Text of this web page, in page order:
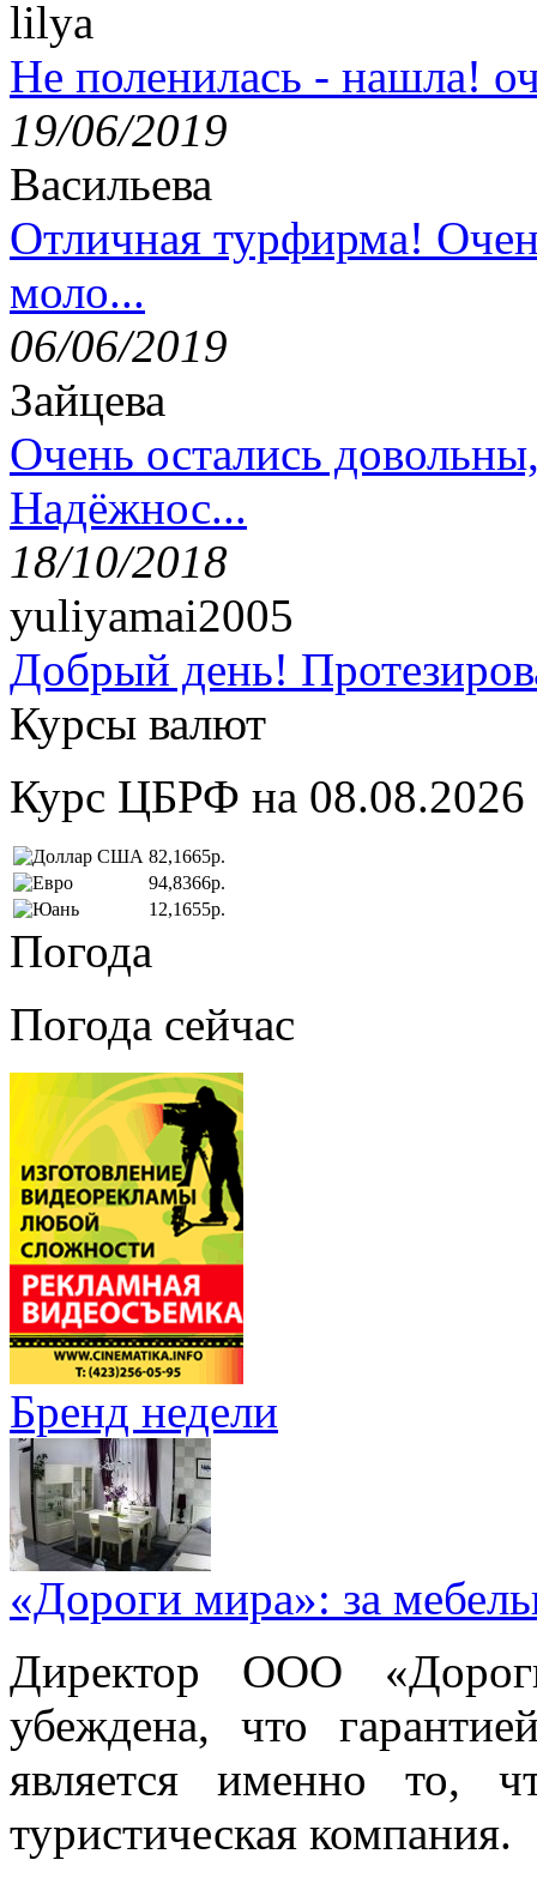
lilya
Не поленилась - нашла!
19/06/2019
Васильева
Отличная турфирма!
моло...
06/06/2019
Зайцева
Очень остались
Надёжнос...
18/10/2018
yuliyamai2005
Добрый день!
Курсы валют
Курс ЦБРФ на 08.08.2026
82,1665р.
94,8366р.
12,1655р.
Погода
Погода сейчас
Бренд недели
«Дороги мира»: за
Директор ООО
убеждена, что
является именно то,
туристическая компания.